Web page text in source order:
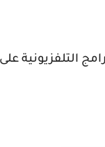
التلفزيونية على